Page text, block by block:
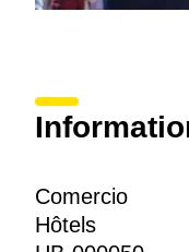
Comercio
Hôtels